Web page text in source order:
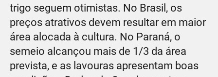
trigo seguem otimistas. No Brasil, os
preços atrativos devem resultar em maior
área alocada à cultura. No Paraná, o
semeio alcançou mais de 1/3 da área
prevista, e as lavouras apresentam boas